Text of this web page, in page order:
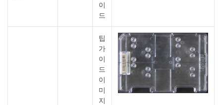
이
드
팁
가
이
드
이
미
지